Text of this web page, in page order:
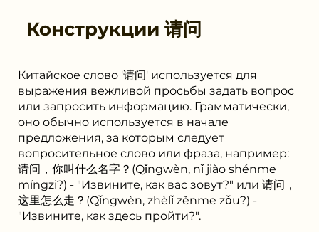
Конструкции 请问
Китайское слово '请问' используется для
выражения вежливой просьбы задать вопрос
или запросить информацию. Грамматически,
оно обычно используется в начале
предложения, за которым следует
вопросительное слово или фраза, например:
请问，你叫什么名字？(Qǐngwèn, nǐ jiào shénme
míngzi?) - "Извините, как вас зовут?" или 请问，
这里怎么走？(Qǐngwèn, zhèlǐ zěnme zǒu?) -
"Извините, как здесь пройти?".